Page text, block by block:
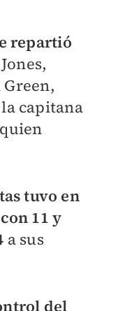
repartió
capitana
tuvo en
11 y
a sus
del